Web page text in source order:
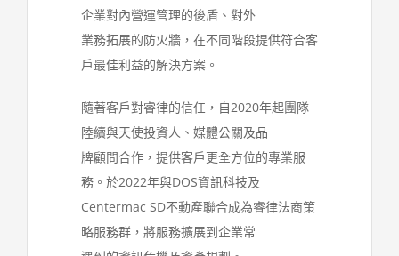
企業對內營運管理的後盾、對外
業務拓展的防火牆，在不同階段提供符合客
戶最佳利益的解決方案。
隨著客戶對睿律的信任，自2020年起團隊
陸續與天使投資人、媒體公關及品
牌顧問合作，提供客戶更全方位的專業服
務。於2022年與DOS資訊科技及
Centermac SD不動產聯合成為睿律法商策
略服務群，將服務擴展到企業常